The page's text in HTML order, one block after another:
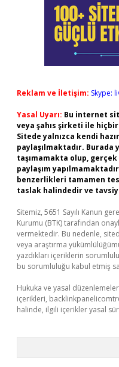
Reklam ve İletişim: Skype:
Yasal Uyarı: Bu internet
veya şahıs şirketi ile
Sitede yalnızca kendi
paylaşılmaktadır.
taşımamakta olup,
paylaşım
benzerlikleri tamamen
taslak halindedir ve
Sitemiz, 5651 Sayılı Kanun
Kurumu (BTK) tarafından
vermektedir. Bu nedenle,
veya araştırma
yazdıkları içeriklerin
bu sorumluluğu kabul etmiş
Hukuka ve yasal
içerikleri,
halinde, ilgili içerikler yasal